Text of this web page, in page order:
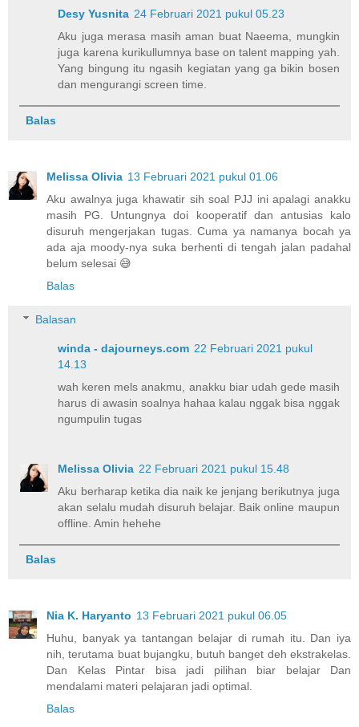
Desy Yusnita 24 Februari 2021 pukul 05.23
Aku juga merasa masih aman buat Naeema, mungkin
juga karena kurikullumnya base on talent mapping yah.
Yang bingung itu ngasih kegiatan yang ga bikin bosen
dan mengurangi screen time.
Balas
Melissa Olivia 13 Februari 2021 pukul 01.06
Aku awalnya juga khawatir sih soal PJJ ini apalagi anakku
masih PG. Untungnya doi kooperatif dan antusias kalo
disuruh mengerjakan tugas. Cuma ya namanya bocah ya
ada aja moody-nya suka berhenti di tengah jalan padahal
belum selesai 😅
Balas
Balasan
winda - dajourneys.com 22 Februari 2021 pukul
14.13
wah keren mels anakmu, anakku biar udah gede masih
harus di awasin soalnya hahaa kalau nggak bisa nggak
ngumpulin tugas
Melissa Olivia 22 Februari 2021 pukul 15.48
Aku berharap ketika dia naik ke jenjang berikutnya juga
akan selalu mudah disuruh belajar. Baik online maupun
offline. Amin hehehe
Balas
Nia K. Haryanto 13 Februari 2021 pukul 06.05
Huhu, banyak ya tantangan belajar di rumah itu. Dan iya
nih, terutama buat bujangku, butuh banget deh ekstrakelas.
Dan Kelas Pintar bisa jadi pilihan biar belajar Dan
mendalami materi pelajaran jadi optimal.
Balas